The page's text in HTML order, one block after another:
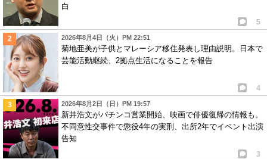
白
5
2026年8月4日（火）PM 22:51
菊地亜美が子供とマレーシア移住発表し理由説明。日本で
芸能活動継続、2拠点生活になることを報告
4
2026年8月2日（日）PM 19:57
新井浩文がパチンコ営業開始、映画で俳優復帰の情報も。
不同意性交事件で懲役4年の実刑、出所2年でイベント出演
告知
3